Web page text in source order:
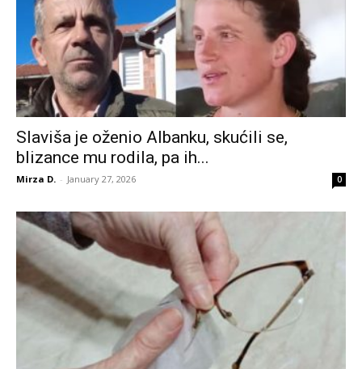
Slaviša je oženio Albanku, skućili se,
blizance mu rodila, pa ih...
Mirza D. - January 27, 2026 0